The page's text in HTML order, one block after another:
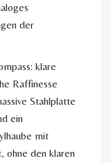
der
klare
Raffinesse
Stahlplatte
ein
mit
ohne den klaren